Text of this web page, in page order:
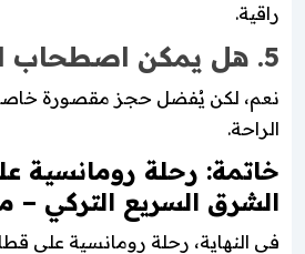
راقية.
5. هل يمكن اصطحاب الأطفال؟
نعم، لكن يُفضل حجز مقصورة خاصة
الراحة.
خاتمة: رحلة رومانسية
الشرق السريع التركي –
في النهاية، رحلة رومانسية على